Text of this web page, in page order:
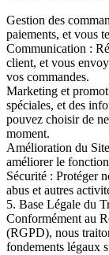
Gestion des
paiements, et vous
Communication :
client, et vous
vos commandes.
Marketing et
spéciales, et des
pouvez choisir de
moment.
Amélioration du
améliorer le
Sécurité : Protéger
abus et autres
5. Base Légale du
Conformément au
(RGPD), nous
fondements légaux